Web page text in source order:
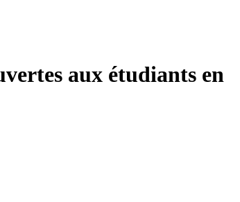
aux étudiants en